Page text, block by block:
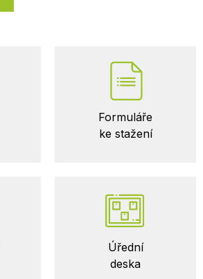
Formuláře
ke stažení
Úřední
deska